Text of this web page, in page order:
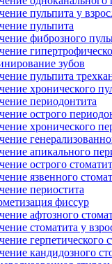
пульпита у
пульпита
фиброзного
зубов
пульпита
хронического
периодонтита
острого
хронического
апикального
острого
язвенного
периостита
фиссур
афтозного
стоматита у
герпетического
кандидозного